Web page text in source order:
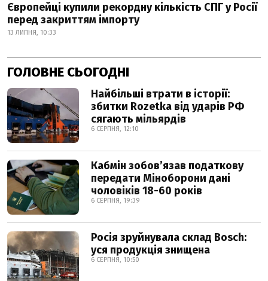
Європейці купили рекордну кількість СПГ у Росії
перед закриттям імпорту
13 ЛИПНЯ, 10:33
ГОЛОВНЕ СЬОГОДНІ
Найбільші втрати в історії:
збитки Rozetka від ударів РФ
сягають мільярдів
6 СЕРПНЯ, 12:10
Кабмін зобовʼязав податкову
передати Міноборони дані
чоловіків 18-60 років
6 СЕРПНЯ, 19:39
Росія зруйнувала склад Bosch:
уся продукція знищена
6 СЕРПНЯ, 10:50